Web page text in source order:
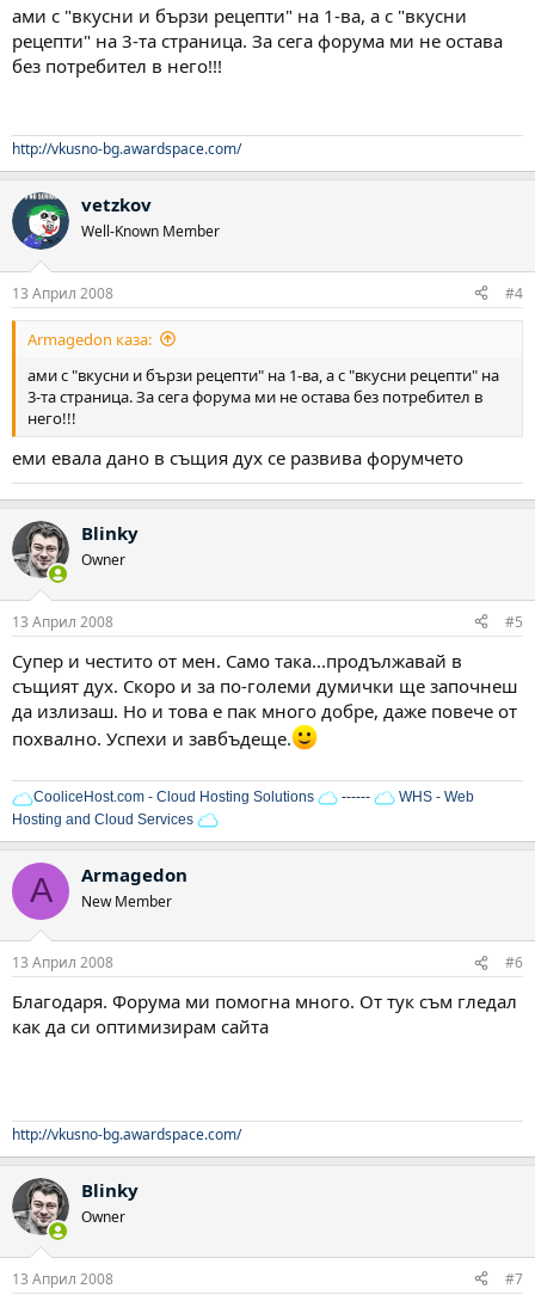
ами с "вкусни и бързи рецепти" на 1-ва, а с "вкусни
рецепти" на 3-та страница. За сега форума ми не остава
без потребител в него!!!
http://vkusno-bg.awardspace.com/
vetzkov
Well-Known Member
13 Април 2008 #4
Armagedon каза:
ами с "вкусни и бързи рецепти" на 1-ва, а с "вкусни рецепти" на
3-та страница. За сега форума ми не остава без потребител в
него!!!
еми евала дано в същия дух се развива форумчето
Blinky
Owner
13 Април 2008 #5
Супер и честито от мен. Само така...продължавай в
същият дух. Скоро и за по-големи думички ще започнеш
да излизаш. Но и това е пак много добре, даже повече от
похвално. Успехи и завбъдеще.
CooliceHost.com - Cloud Hosting Solutions ------
WHS - Web
Hosting and Cloud Services
A Armagedon
New Member
13 Април 2008 #6
Благодаря. Форума ми помогна много. От тук съм гледал
как да си оптимизирам сайта
http://vkusno-bg.awardspace.com/
Blinky
Owner
13 Април 2008 #7